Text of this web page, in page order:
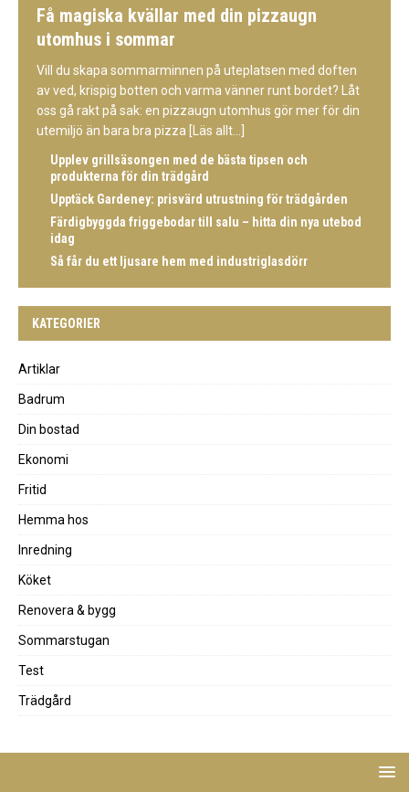
Få magiska kvällar med din pizzaugn
utomhus i sommar
Vill du skapa sommarminnen på uteplatsen med doften
av ved, krispig botten och varma vänner runt bordet? Låt
oss gå rakt på sak: en pizzaugn utomhus gör mer för din
utemiljö än bara bra pizza
[Läs allt...]
Upplev grillsäsongen med de bästa tipsen och
produkterna för din trädgård
Upptäck Gardeney: prisvärd utrustning för trädgården
Färdigbyggda friggebodar till salu – hitta din nya utebod
idag
Så får du ett ljusare hem med industriglasdörr
KATEGORIER
Artiklar
Badrum
Din bostad
Ekonomi
Fritid
Hemma hos
Inredning
Köket
Renovera & bygg
Sommarstugan
Test
Trädgård